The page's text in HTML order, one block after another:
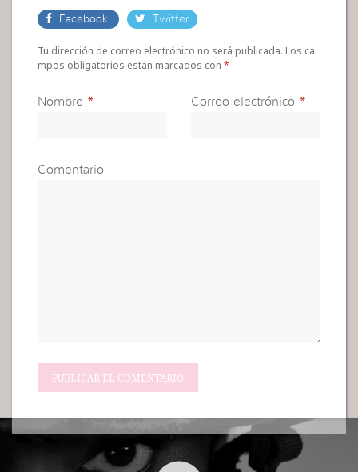
Facebook Twitter
Tu dirección de correo electrónico no será publicada. Los ca
mpos obligatorios están marcados con*
Nombre * Correo electrónico *
Comentario